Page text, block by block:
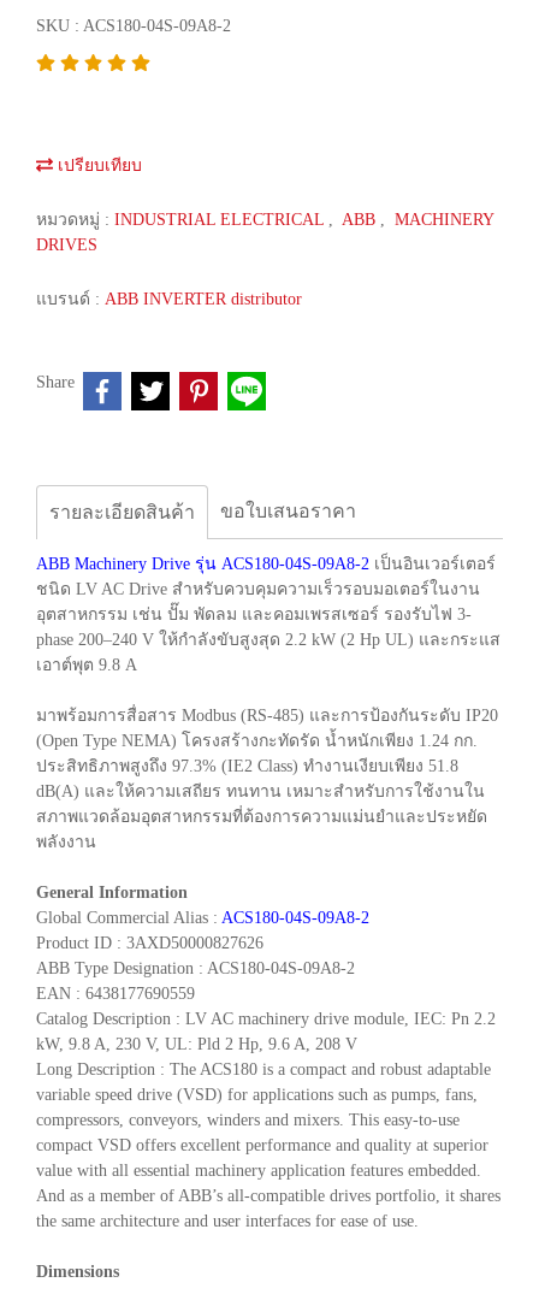
SKU : ACS180-04S-09A8-2
เปรียบเทียบ
หมวดหมู่ : INDUSTRIAL ELECTRICAL , ABB , MACHINERY
DRIVES
แบรนด์ : ABB INVERTER distributor
Share
รายละเอียดสินค้า ขอใบเสนอราคา
ABB Machinery Drive รุ่น ACS180-04S-09A8-2 เป็นอินเวอร์เตอร์
ชนิด LV AC Drive สำหรับควบคุมความเร็วรอบมอเตอร์ในงาน
อุตสาหกรรม เช่น ปั๊ม พัดลม และคอมเพรสเซอร์ รองรับไฟ 3-
phase 200–240 V ให้กำลังขับสูงสุด 2.2 kW (2 Hp UL) และกระแส
เอาต์พุต 9.8 A
มาพร้อมการสื่อสาร Modbus (RS-485) และการป้องกันระดับ IP20
(Open Type NEMA) โครงสร้างกะทัดรัด น้ำหนักเพียง 1.24 กก.
ประสิทธิภาพสูงถึง 97.3% (IE2 Class) ทำงานเงียบเพียง 51.8
dB(A) และให้ความเสถียร ทนทาน เหมาะสำหรับการใช้งานใน
สภาพแวดล้อมอุตสาหกรรมที่ต้องการความแม่นยำและประหยัด
พลังงาน
General Information
Global Commercial Alias : ACS180-04S-09A8-2
Product ID : 3AXD50000827626
ABB Type Designation : ACS180-04S-09A8-2
EAN : 6438177690559
Catalog Description : LV AC machinery drive module, IEC: Pn 2.2
kW, 9.8 A, 230 V, UL: Pld 2 Hp, 9.6 A, 208 V
Long Description : The ACS180 is a compact and robust adaptable
variable speed drive (VSD) for applications such as pumps, fans,
compressors, conveyors, winders and mixers. This easy-to-use
compact VSD offers excellent performance and quality at superior
value with all essential machinery application features embedded.
And as a member of ABB’s all-compatible drives portfolio, it shares
the same architecture and user interfaces for ease of use.
Dimensions